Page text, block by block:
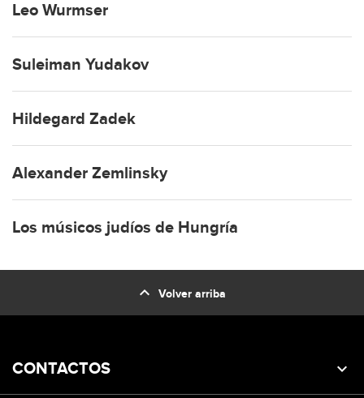
Leo Wurmser
Suleiman Yudakov
Hildegard Zadek
Alexander Zemlinsky
Los músicos judíos de Hungría
expand_less Volver arriba
CONTACTOS